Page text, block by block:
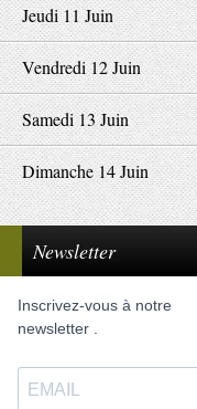
Jeudi 11 Juin
Vendredi 12 Juin
Samedi 13 Juin
Dimanche 14 Juin
Newsletter
Inscrivez-vous à notre
newsletter .